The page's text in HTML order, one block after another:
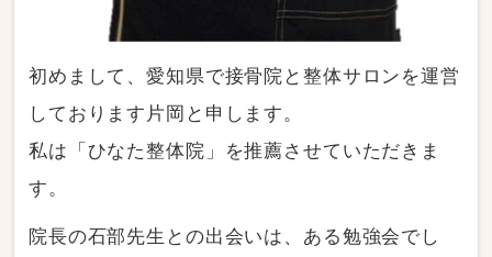
初めまして、愛知県で接骨院と整体サロンを運営
しております片岡と申します。
私は「ひなた整体院」を推薦させていただきま
す。
院長の石部先生との出会いは、ある勉強会でし